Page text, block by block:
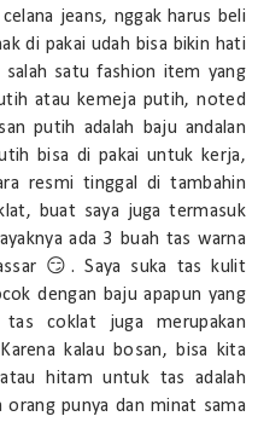
jeans, nggak harus beli
di pakai udah bisa bikin hati
salah satu fashion item yang
atau kemeja putih, noted
putih adalah baju andalan
bisa di pakai untuk kerja,
resmi tinggal di tambahin
buat saya juga termasuk
ada 3 buah tas warna
😏. Saya suka tas kulit
dengan baju apapun yang
coklat juga merupakan
kalau bosan, bisa kita
hitam untuk tas adalah
orang punya dan minat sama